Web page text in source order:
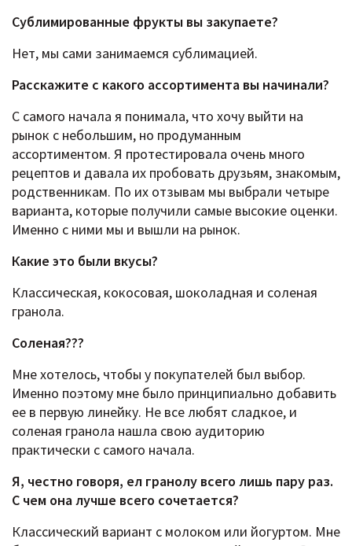
Сублимированные фрукты вы закупаете?
Нет, мы сами занимаемся сублимацией.
Расскажите c какого ассортимента вы начинали?
С самого начала я понимала, что хочу выйти на
рынок с небольшим, но продуманным
ассортиментом. Я протестировала очень много
рецептов и давала их пробовать друзьям, знакомым,
родственникам. По их отзывам мы выбрали четыре
варианта, которые получили самые высокие оценки.
Именно с ними мы и вышли на рынок.
Какие это были вкусы?
Классическая, кокосовая, шоколадная и соленая
гранола.
Соленая???
Мне хотелось, чтобы у покупателей был выбор.
Именно поэтому мне было принципиально добавить
ее в первую линейку. Не все любят сладкое, и
соленая гранола нашла свою аудиторию
практически с самого начала.
Я, честно говоря, ел гранолу всего лишь пару раз.
С чем она лучше всего сочетается?
Классический вариант с молоком или йогуртом. Мне